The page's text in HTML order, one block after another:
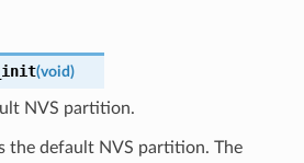
(void)
NVS partition.
the default NVS partition. The